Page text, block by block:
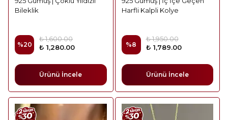
Bileklik
%20
₺ 1,600.00
₺ 1,280.00
Ürünü İncele
Harfli Kalpli Kolye
%8
₺ 1,950.00
₺ 1,789.00
Ürünü İncele